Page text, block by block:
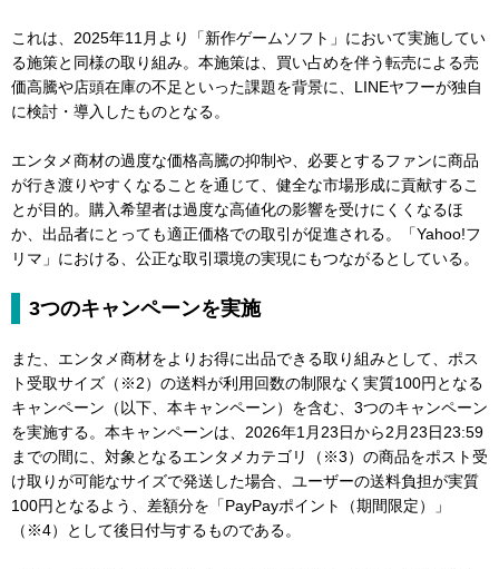
これは、2025年11月より「新作ゲームソフト」において実施してい
る施策と同様の取り組み。本施策は、買い占めを伴う転売による売
価高騰や店頭在庫の不足といった課題を背景に、LINEヤフーが独自
に検討・導入したものとなる。
エンタメ商材の過度な価格高騰の抑制や、必要とするファンに商品
が行き渡りやすくなることを通じて、健全な市場形成に貢献するこ
とが目的。購入希望者は過度な高値化の影響を受けにくくなるほ
か、出品者にとっても適正価格での取引が促進される。「Yahoo!フ
リマ」における、公正な取引環境の実現にもつながるとしている。
3つのキャンペーンを実施
また、エンタメ商材をよりお得に出品できる取り組みとして、ポス
ト受取サイズ（※2）の送料が利用回数の制限なく実質100円となる
キャンペーン（以下、本キャンペーン）を含む、3つのキャンペーン
を実施する。本キャンペーンは、2026年1月23日から2月23日23:59
までの間に、対象となるエンタメカテゴリ（※3）の商品をポスト受
け取りが可能なサイズで発送した場合、ユーザーの送料負担が実質
100円となるよう、差額分を「PayPayポイント（期間限定）」
（※4）として後日付与するものである。